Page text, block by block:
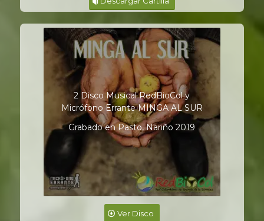
2 Disco Musical RedBioCol y
Micrófono Errante MINGA AL SUR
Grabado en Pasto, Nariño 2019
Ver Disco